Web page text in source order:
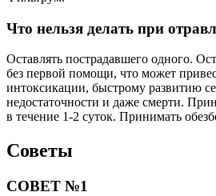
Что нельзя делать при
Оставлять пострадавшего одного.
без первой помощи, что может
интоксикации, быстрому развитию
недостаточности и даже смерти.
в течение 1-2 суток. Принимать
Советы
СОВЕТ №1